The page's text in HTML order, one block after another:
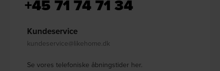
+45 71 74 71 34
Kundeservice
kundeservice@likehome.dk
Se vores telefoniske åbningstider her.